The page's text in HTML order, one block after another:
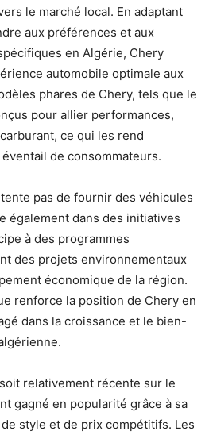
le marché local. En adaptant
aux préférences et aux
en Algérie, Chery
automobile optimale aux
phares de Chery, tels que le
pour allier performances,
ce qui les rend
de consommateurs.
pas de fournir des véhicules
également dans des initiatives
à des programmes
des projets environnementaux
économique de la région.
renforce la position de Chery en
dans la croissance et le bien-
relativement récente sur le
gagné en popularité grâce à sa
style et de prix compétitifs. Les